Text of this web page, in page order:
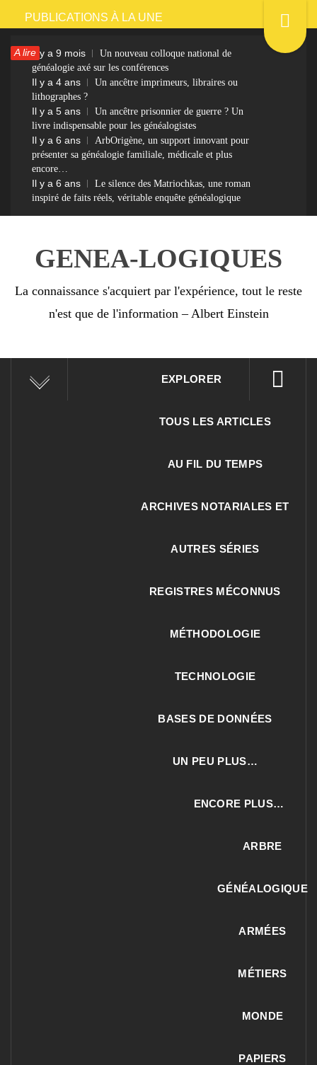
Passer
contenu
PUBLICATIONS À LA UNE
A lireIl y a 9 mois
Un nouveau colloque national de
généalogie axé sur les conférences
Il y a 4 ans
Un ancêtre imprimeurs, libraires ou
lithographes ?
Il y a 5 ans
Un ancêtre prisonnier de guerre ? Un
livre indispensable pour les généalogistes
Il y a 6 ans
ArbOrigène, un support innovant pour
présenter sa généalogie familiale, médicale et plus
encore…
Il y a 6 ans
Le silence des Matriochkas, une roman
inspiré de faits réels, véritable enquête généalogique
GENEA-LOGIQUES
La connaissance s'acquiert par l'expérience, tout le reste
n'est que de l'information – Albert Einstein
EXPLORER
TOUS LES ARTICLES
AU FIL DU TEMPS
ARCHIVES NOTARIALES ET
AUTRES SÉRIES
REGISTRES MÉCONNUS
MÉTHODOLOGIE
TECHNOLOGIE
BASES DE DONNÉES
UN PEU PLUS…
ENCORE PLUS…
ARBRE
GÉNÉALOGIQUE
ARMÉES
MÉTIERS
MONDE
PAPIERS